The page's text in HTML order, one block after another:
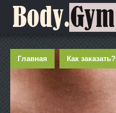
Главная Как заказать?